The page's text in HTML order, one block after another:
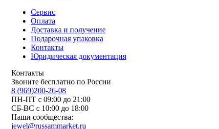
Сервис
Оплата
Доставка и получение
Подарочная упаковка
Контакты
Юридическая документация
Контакты
Звоните бесплатно по России
8 (969)200-26-08
ПН-ПТ с 09:00 до 21:00
СБ-ВС с 10:00 до 18:00
Наши сообщества:
jewel@russammarket.ru